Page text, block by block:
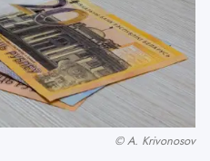
© A. Krivonosov